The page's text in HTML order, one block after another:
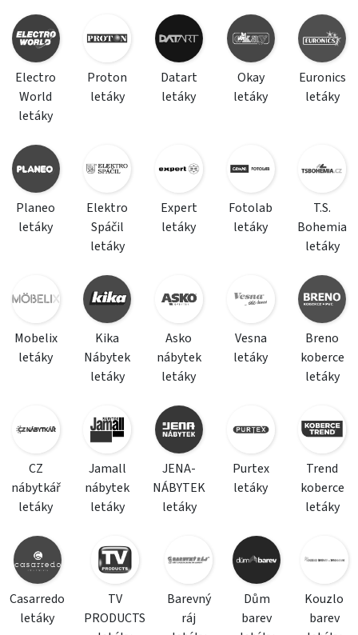
Electro
World
letáky
Proton
letáky
Datart
letáky
Okay
letáky
Euronics
letáky
Planeo
letáky
Elektro
Spáčil
letáky
Expert
letáky
Fotolab
letáky
T.S.
Bohemia
letáky
Mobelix
letáky
Kika
Nábytek
letáky
Asko
nábytek
letáky
Vesna
letáky
Breno
koberce
letáky
CZ
nábytkář
letáky
Jamall
nábytek
letáky
JENA-
NÁBYTEK
letáky
Purtex
letáky
Trend
koberce
letáky
Casarredo
letáky
TV
PRODUCTS
Barevný
ráj
Dům
barev
Kouzlo
barev